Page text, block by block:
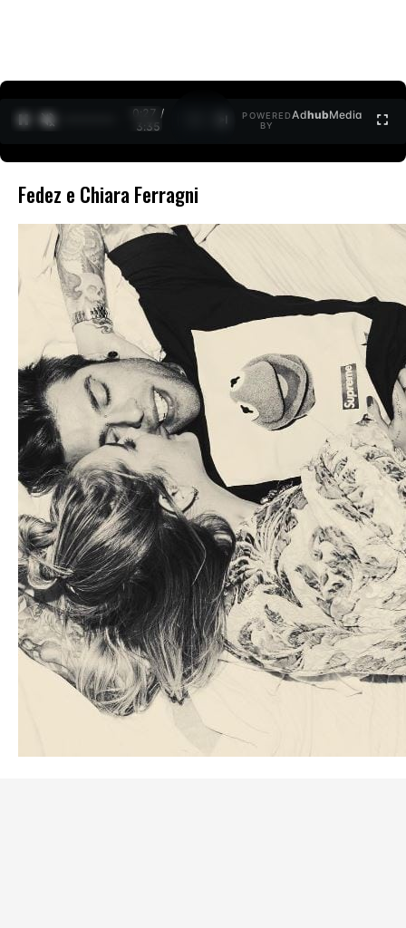
0:27 /
3:35
POWERED
BY
AdhubMedia
Fedez e Chiara Ferragni